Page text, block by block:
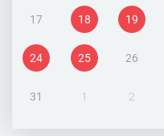
17 18 19
24 25 26
31 1 2